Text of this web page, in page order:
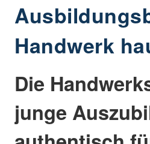
Handwerk
Die
junge